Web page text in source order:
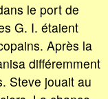
le port de
G. I. étaient
Après la
différemment
Steve jouait au